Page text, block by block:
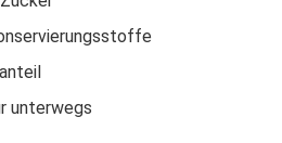
unterwegs